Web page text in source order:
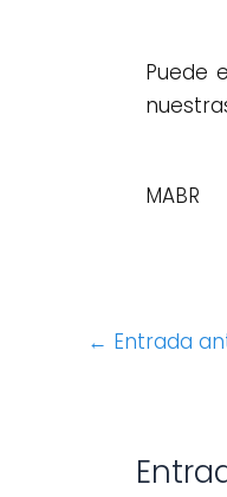
Puede
MABR
← Entrada